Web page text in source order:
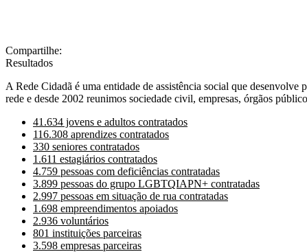
Compartilhe:
Resultados
A Rede Cidadã é uma entidade de assistência social que
rede e desde 2002 reunimos sociedade civil, empresas, órgãos
41.634 jovens e adultos contratados
116.308 aprendizes contratados
330 seniores contratados
1.611 estagiários contratados
4.759 pessoas com deficiências contratadas
3.899 pessoas do grupo LGBTQIAPN+ contratadas
2.997 pessoas em situação de rua contratadas
1.698 empreendimentos apoiados
2.936 voluntários
801 instituições parceiras
3.598 empresas parceiras